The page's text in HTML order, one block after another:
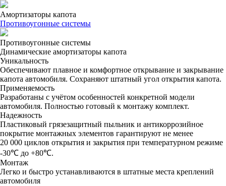
Амортизаторы капота
Противоугонные системы
Противоугонные системы
Динамические амортизаторы капота
Уникальность
Обеспечивают плавное и комфортное открывание и закрывание
капота автомобиля. Сохраняют штатный угол открытия капота.
Применяемость
Разработаны с учётом особенностей конкретной модели
автомобиля. Полностью готовый к монтажу комплект.
Надежность
Пластиковый грязезащитный пыльник и антикоррозийное
покрытие монтажных элементов гарантируют не менее
20 000 циклов открытия и закрытия при температурном режиме
-30℃ до +80℃.
Монтаж
Легко и быстро устанавливаются в штатные места креплений
автомобиля